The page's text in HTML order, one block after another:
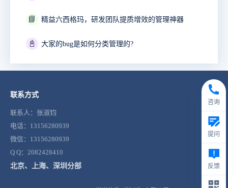
📘 精益六西格玛，研发团队提质增效的管理神器
📓 大家的bug是如何分类管理的?
联系方式
联系人：张淑钧
电话：13156280939
微信：13156280939
Q Q：2082428410
北京、上海、深圳分部
咨询
提问
反馈